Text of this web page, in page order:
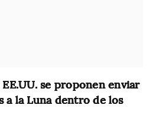
se proponen enviar
a la Luna dentro de los